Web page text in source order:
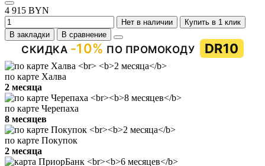
4 915 BYN
Нет в наличии
Купить в 1 клик
В закладки
В сравнение
СКИДКА -10% ПО ПРОМОКОДУ DR10
по карте Халва
2 месяца
по карте Черепаха
8 месяцев
по карте Покупок
2 месяца